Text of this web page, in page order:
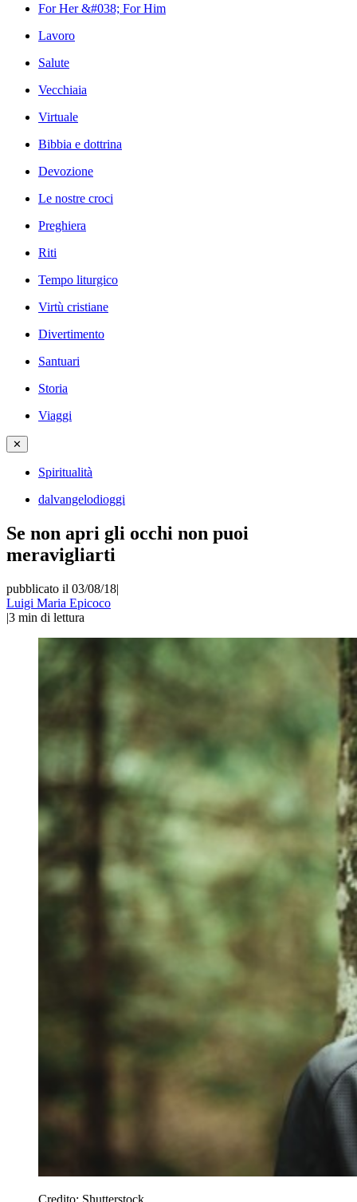
For Her &#038; For Him
Lavoro
Salute
Vecchiaia
Virtuale
Bibbia e dottrina
Devozione
Le nostre croci
Preghiera
Riti
Tempo liturgico
Virtù cristiane
Divertimento
Santuari
Storia
Viaggi
✕
Spiritualità
dalvangelodioggi
Se non apri gli occhi non puoi
meravigliarti
pubblicato il 03/08/18|
Luigi Maria Epicoco
|3 min di lettura
Credito: Shutterstock